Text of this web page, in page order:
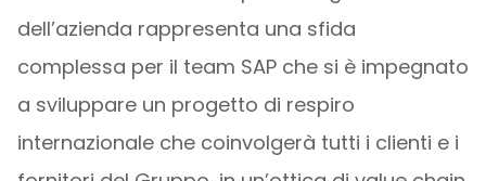
dell’azienda rappresenta una sfida
complessa per il team SAP che si è impegnato
a sviluppare un progetto di respiro
internazionale che coinvolgerà tutti i clienti e i